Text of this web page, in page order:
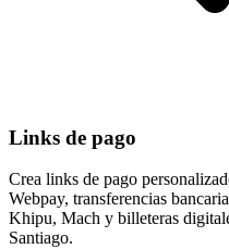
Links de pago
Crea links de pago
Webpay, transferencias
Khipu, Mach y billeteras
Santiago.